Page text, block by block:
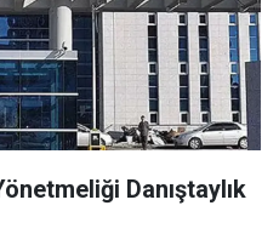
Danıştaylık